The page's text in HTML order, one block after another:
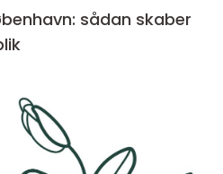
sådan skaber